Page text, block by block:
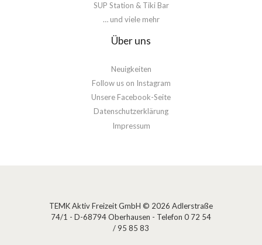
SUP Station & Tiki Bar
… und viele mehr
Über uns
Neuigkeiten
Follow us on Instagram
Unsere Facebook-Seite
Datenschutzerklärung
Impressum
TEMK Aktiv Freizeit GmbH © 2026 Adlerstraße
74/1 - D-68794 Oberhausen - Telefon 0 72 54
/ 95 85 83